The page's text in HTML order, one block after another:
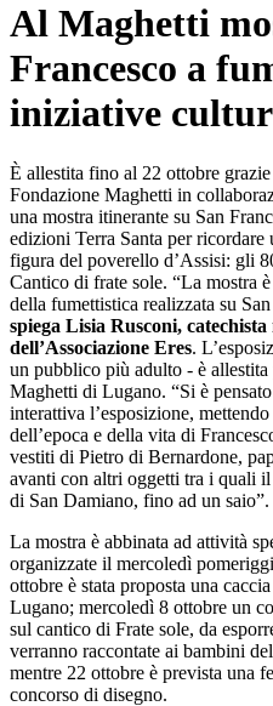
Al Maghetti
Francesco a
iniziative
È allestita fino al 22 ottobre
Fondazione Maghetti in
una mostra itinerante su San
edizioni Terra Santa per
figura del poverello d’Assisi: gli
Cantico di frate sole. “La mostra
della fumettistica realizzata su
spiega Lisia Rusconi,
dell’Associazione Eres.
un pubblico più adulto - è allestita
Maghetti di Lugano. “Si è
interattiva l’esposizione,
dell’epoca e della vita di
vestiti di Pietro di Bernardone,
avanti con altri oggetti tra i quali
di San Damiano, fino ad un saio”.
La mostra è abbinata ad attività
organizzate il mercoledì
ottobre è stata proposta una
Lugano; mercoledì 8 ottobre un
sul cantico di Frate sole, da
verranno raccontate ai bambini
mentre 22 ottobre è prevista una
concorso di disegno.